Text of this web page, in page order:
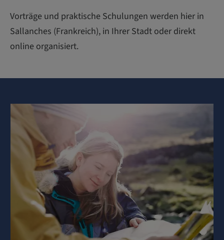
Vorträge und praktische Schulungen werden hier in
Sallanches (Frankreich), in Ihrer Stadt oder direkt
online organisiert.